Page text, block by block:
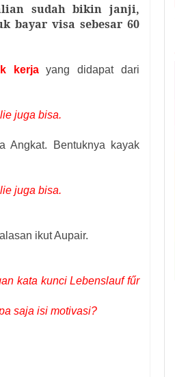
sudah bikin janji,
bayar visa sebesar 60
kerjayang didapat dari
juga bisa.
Angkat. Bentuknya kayak
juga bisa.
ikut Aupair.
kata kunci Lebenslauf fűr
saja isi motivasi?